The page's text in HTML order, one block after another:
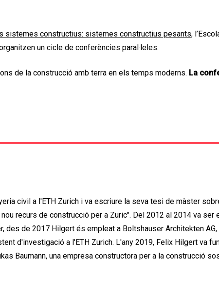
sistemes constructius: sistemes constructius pesants,
un cicle de conferències paral·leles.
de la construcció amb terra en els temps moderns. La
civil a l'ETH Zurich i va escriure la seva tesi de màster
recurs de construcció per a Zuric". Del 2012 al 2014 va ser
des de 2017 Hilgert és empleat a Boltshauser Architekten AG,
d'investigació a l'ETH Zurich. L'any 2019, Felix Hilgert va
Baumann, una empresa constructora per a la construcció